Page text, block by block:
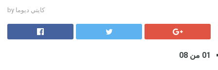
by كايتي ديوما
01 من 08